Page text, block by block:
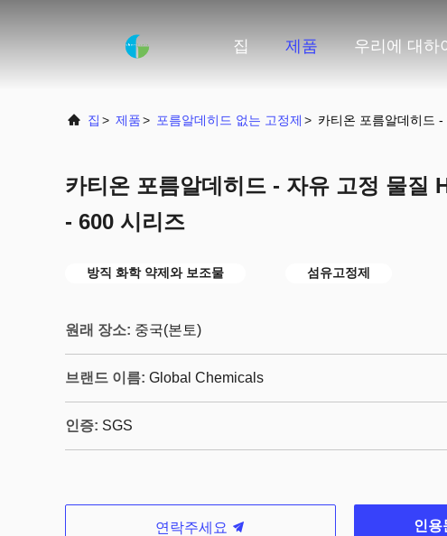
집 제품 우리에 대하
집 > 제품> 포름알데히드 없는 고정제 > 카티온 포름알데히드
카티온 포름알데히드 - 자유 고정 물질
- 600 시리즈
방직 화학 약제와 보조물 섬유고정제
원래 장소: 중국(본토)
브랜드 이름: Global Chemicals
인증: SGS
연락주세요 인용